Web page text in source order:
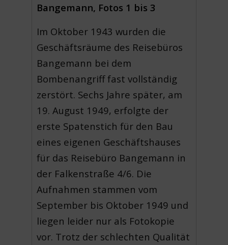
Bangemann, Fotos 1 bis 3
Im Oktober 1943 wurden die
Geschäftsräume des Reisebüros
Bangemann bei dem
Bombenangriff fast vollständig
zerstört. Sechs Jahre später, am
19. August 1949, erfolgte der
erste Spatenstich für den Bau
eines eigenen Geschäftshauses
für das Reisebüro Bangemann in
der Falkenstraße 4/6. Die
Aufnahmen stammen vom
September bis Oktober 1949 und
liegen leider nur als Fotokopie
vor. Trotz der schlechten Qualität